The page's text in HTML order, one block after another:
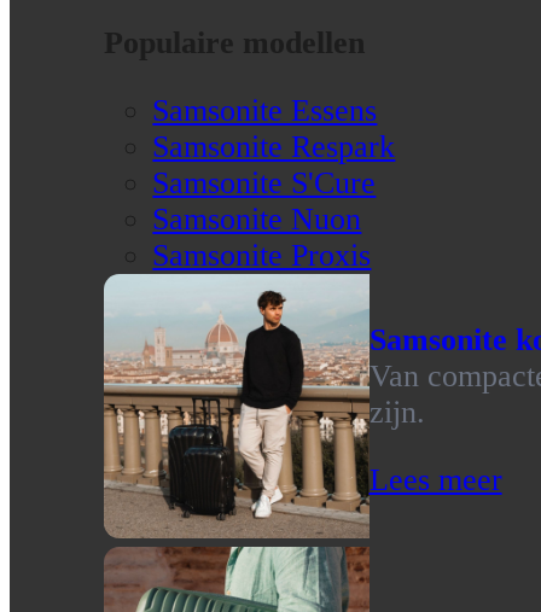
Populaire modellen
Samsonite Essens
Samsonite Respark
Samsonite S'Cure
Samsonite Nuon
Samsonite Proxis
Samsonite
Van
zijn.
Lees meer